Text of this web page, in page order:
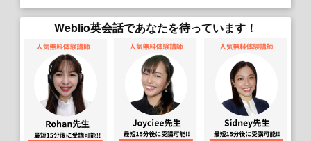
Weblio英会話であなたを待っています！